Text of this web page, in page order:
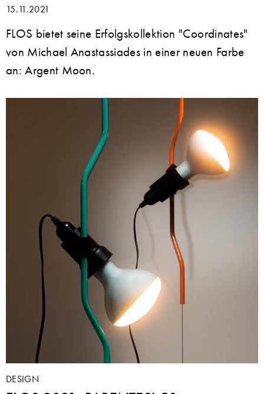
15.11.2021
FLOS bietet seine Erfolgskollektion "Coordinates"
von Michael Anastassiades in einer neuen Farbe
an: Argent Moon.
DESIGN